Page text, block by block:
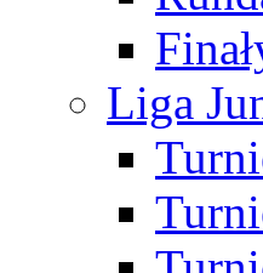
Liga